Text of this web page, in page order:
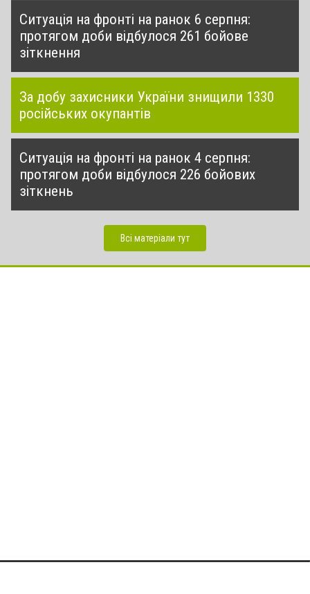
Ситуація на фронті на ранок 6 серпня:
протягом доби відбулося 261 бойове
зіткнення
За добу захисники України знищили 1330
російських окупантів
Ситуація на фронті на ранок 4 серпня:
протягом доби відбулося 226 бойових
зіткнень
Всі матеріали тут